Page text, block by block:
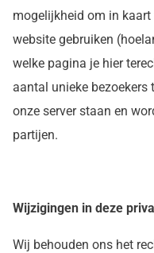
mogelijkheid om in kaart
website gebruiken
welke pagina je hier
aantal unieke bezoekers
onze server staan en
partijen.
Wijzigingen in deze
Wij behouden ons het